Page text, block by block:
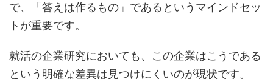
で、「答えは作るもの」であるというマインドセッ
トが重要です。
就活の企業研究においても、この企業はこうである
という明確な差異は見つけにくいのが現状です。